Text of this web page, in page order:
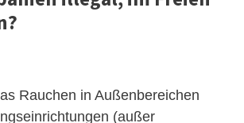
Rauchen in Außenbereichen
(außer